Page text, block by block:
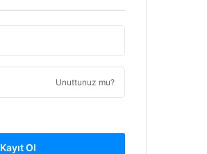
Unuttunuz mu?
Kayıt Ol